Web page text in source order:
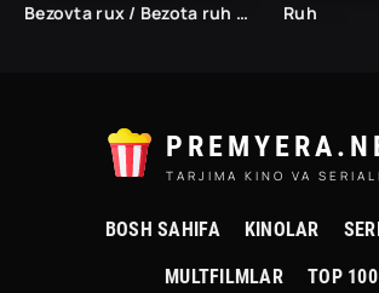
Bezovta rux / Bezota ruh Hind kino Ruh
TARJIMA KINO VA
BOSH SAHIFA KINOLAR
MULTFILMLAR TOP 100